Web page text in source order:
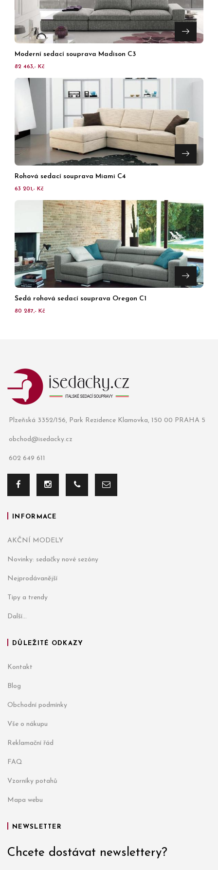
Moderní sedací souprava Madison C3
82 463,- Kč
Rohová sedací souprava Miami C4
63 201,- Kč
Šedá rohová sedací souprava Oregon C1
80 287,- Kč
Plzeňská 3352/156, Park Rezidence Klamovka, 150 00 PRAHA 5
obchod@isedacky.cz
602 649 611
INFORMACE
AKČNÍ MODELY
Novinky: sedačky nové sezóny
Nejprodávanější
Tipy a trendy
Další...
DŮLEŽITÉ ODKAZY
Kontakt
Blog
Obchodní podmínky
Vše o nákupu
Reklamační řád
FAQ
Vzorníky potahů
Mapa webu
NEWSLETTER
Chcete dostávat newslettery?